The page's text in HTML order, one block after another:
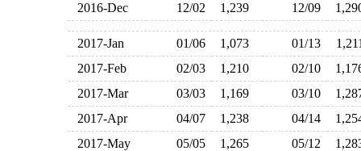
2016-Dec
12/02 1,239 12/09
2017-Jan 01/06 1,073 01/13
2017-Feb
02/03 1,210 02/10
2017-Mar
03/03 1,169 03/10
2017-Apr
04/07 1,238 04/14
2017-May
05/05 1,265 05/12